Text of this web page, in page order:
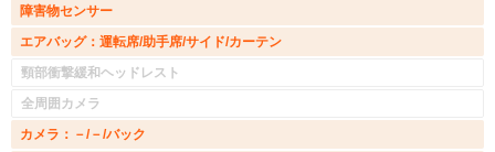
障害物センサー
エアバッグ：運転席/助手席/サイド/カーテン
頸部衝撃緩和ヘッドレスト
全周囲カメラ
カメラ：－/－/バック